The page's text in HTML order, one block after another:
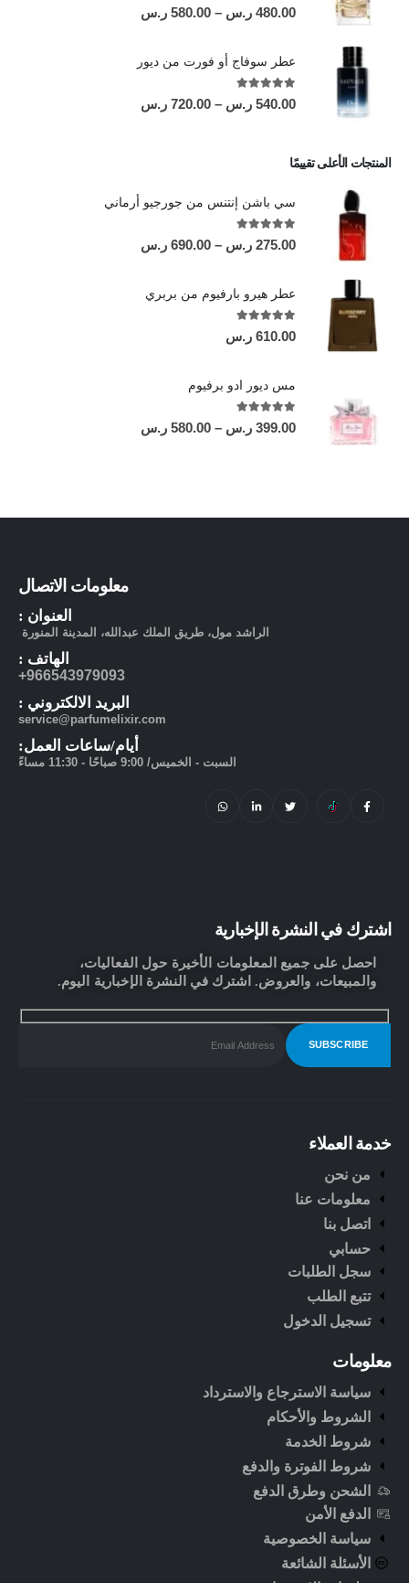
5.00
out of 5
480.00 ر.س –
580.00 ر.س
عطر سوفاج أو فورت من ديور
5.00
out of 5
540.00 ر.س –
720.00 ر.س
المنتجات الأعلى تقييمًا
سي باشن إنتنس من جورجيو أرماني
5.00
out of 5
275.00 ر.س –
690.00 ر.س
عطر هيرو بارفيوم من بربري
5.00
out of 5
610.00 ر.س
مس ديور ادو برفيوم
5.00
out of 5
399.00 ر.س –
580.00 ر.س
معلومات الاتصال
العنوان :
الراشد مول، طريق الملك عبدالله، المدينة المنورة
الهاتف :
966543979093+
البريد الالكتروني :
service@parfumelixir.com
أيام/ساعات العمل:
السبت - الخميس/ 9:00 صباحًا - 11:30 مساءً
اشترك في النشرة الإخبارية
احصل على جميع المعلومات الأخيرة حول الفعاليات،
والمبيعات، والعروض. اشترك في النشرة الإخبارية اليوم.
خدمة العملاء
من نحن
معلومات عنا
اتصل بنا
حسابي
سجل الطلبات
تتبع الطلب
تسجيل الدخول
معلومات
سياسة الاسترجاع والاسترداد
الشروط والأحكام
شروط الخدمة
شروط الفوترة والدفع
الشحن وطرق الدفع
الدفع الأمن
سياسة الخصوصية
الأسئلة الشائعة